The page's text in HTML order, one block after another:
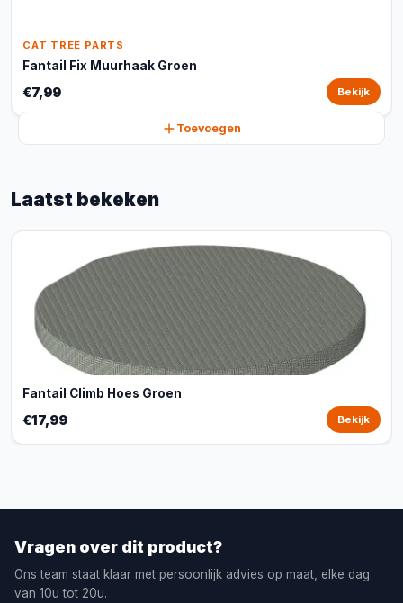
CAT TREE PARTS
Fantail Fix Muurhaak Groen
€7,99 Bekijk
Toevoegen
Laatst bekeken
Fantail Climb Hoes Groen
€17,99 Bekijk
Vragen over dit product?
Ons team staat klaar met persoonlijk advies op maat, elke dag
van 10u tot 20u.